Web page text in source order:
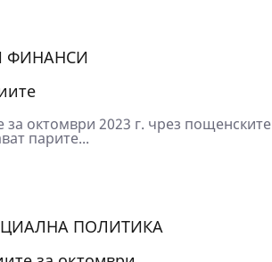
ФИНАНСИ
октомври 2023 г. чрез пощенските
парите...
ПОЛИТИКА